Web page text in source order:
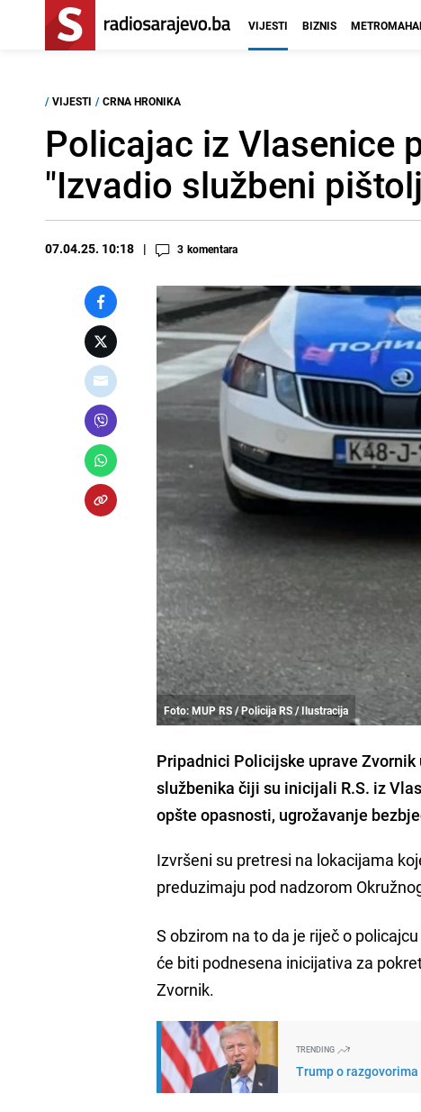
VIJESTI BIZNIS
/ VIJESTI / CRNA HRONIKA
Policajac iz Vlasenice
"Izvadio službeni
07.04.25. 10:18 3 komentara
Foto: MUP RS / Policija RS / Ilustracija
Pripadnici Policijske uprave
službenika čiji su inicijali R.S. iz
opšte opasnosti, ugrožavanje
Izvršeni su pretresi na lokacijama
preduzimaju pod nadzorom
S obzirom na to da je riječ o
će biti podnesena inicijativa za
Zvornik.
TRENDING
Trump o